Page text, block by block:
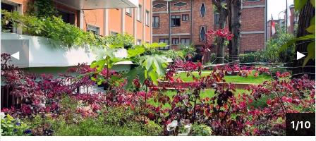
1/10
▶︎
◀︎